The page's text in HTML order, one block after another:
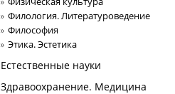
Филология. Литературоведение
Философия
Этика. Эстетика
Естественные науки
Здравоохранение. Медицина